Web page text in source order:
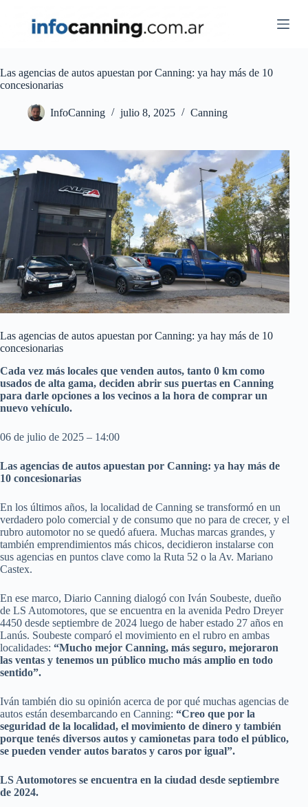
Las agencias de autos apuestan por Canning: ya hay más de 10
concesionarias
InfoCanning julio 8, 2025 Canning
Las agencias de autos apuestan por Canning: ya hay más de 10
concesionarias
Cada vez más locales que venden autos, tanto 0 km como
usados de alta gama, deciden abrir sus puertas en Canning
para darle opciones a los vecinos a la hora de comprar un
nuevo vehículo.
06 de julio de 2025 – 14:00
Las agencias de autos apuestan por Canning: ya hay más de
10 concesionarias
En los últimos años, la localidad de Canning se transformó en un
verdadero polo comercial y de consumo que no para de crecer, y el
rubro automotor no se quedó afuera. Muchas marcas grandes, y
también emprendimientos más chicos, decidieron instalarse con
sus agencias en puntos clave como la Ruta 52 o la Av. Mariano
Castex.
En ese marco, Diario Canning dialogó con Iván Soubeste, dueño
de LS Automotores, que se encuentra en la avenida Pedro Dreyer
4450 desde septiembre de 2024 luego de haber estado 27 años en
Lanús. Soubeste comparó el movimiento en el rubro en ambas
localidades: “Mucho mejor Canning, más seguro, mejoraron
las ventas y tenemos un público mucho más amplio en todo
sentido”.
Iván también dio su opinión acerca de por qué muchas agencias de
autos están desembarcando en Canning: “Creo que por la
seguridad de la localidad, el movimiento de dinero y también
porque tenés diversos autos y camionetas para todo el público,
se pueden vender autos baratos y caros por igual”.
LS Automotores se encuentra en la ciudad desde septiembre
de 2024.